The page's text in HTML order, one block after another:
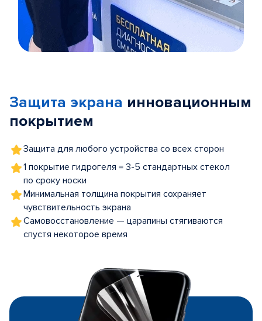
5
Защита экрана инновационным
покрытием
Защита для любого устройства со всех сторон
1 покрытие гидрогеля = 3-5 стандартных стекол
по сроку носки
Минимальная толщина покрытия сохраняет
чувствительность экрана
Самовосстановление — царапины стягиваются
спустя некоторое время